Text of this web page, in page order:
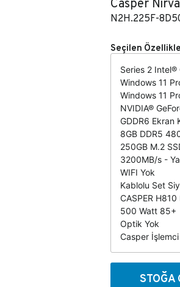
N2H.225F-
Seçilen
Series 2
Windows 11
Windows 11
NVIDIA®
GDDR6 Ekran
8GB DDR5
250GB M.2
3200MB/s -
WIFI Yok
Kablolu Set
CASPER H810
500 Watt 85+
Optik Yok
Casper İşlemci
STOĞA